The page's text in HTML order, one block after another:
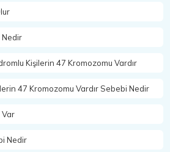
Nedir
Kişilerin 47 Kromozomu Vardır
47 Kromozomu Vardır Sebebi Nedir
Var
Nedir